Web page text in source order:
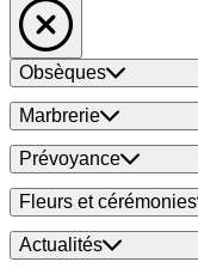
Obsèques
Marbrerie
Prévoyance
Fleurs et cérémonies
Actualités